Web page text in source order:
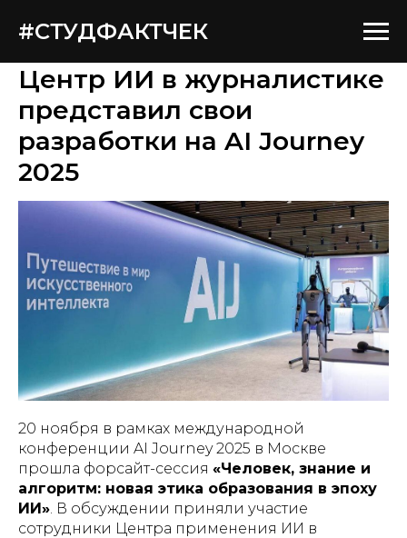
#СТУДФАКТЧЕК
Центр ИИ в журналистике
представил свои
разработки на AI Journey
2025
20 ноября в рамках международной
конференции AI Journey 2025 в Москве
прошла форсайт-сессия «Человек, знание и
алгоритм: новая этика образования в эпоху
ИИ». В обсуждении приняли участие
сотрудники Центра применения ИИ в